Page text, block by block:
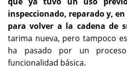
inspeccionado, reparado y,
para volver a la cadena de
tarima nueva, pero tampoco
ha pasado por un
funcionalidad básica.